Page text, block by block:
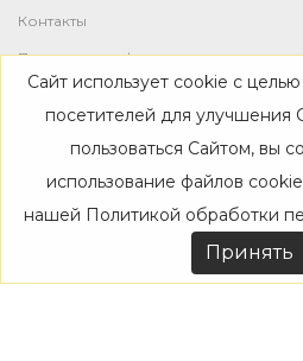
Контакты
Политика конфиденциальности
Магазин
Каталог
Дизайнерам
Акции
Сайт использует cookie с
посетителей для улучшения
пользоваться Сайтом, вы
использование файлов
нашей Политикой обработки
Принять